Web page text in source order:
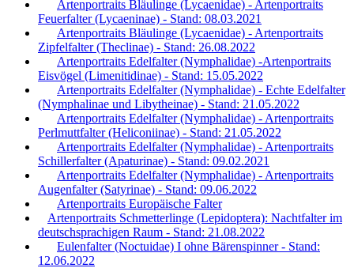
Artenportraits Bläulinge (Lycaenidae) - Artenportraits
Feuerfalter (Lycaeninae) - Stand: 08.03.2021
Artenportraits Bläulinge (Lycaenidae) - Artenportraits
Zipfelfalter (Theclinae) - Stand: 26.08.2022
Artenportraits Edelfalter (Nymphalidae) -Artenportraits
Eisvögel (Limenitidinae) - Stand: 15.05.2022
Artenportraits Edelfalter (Nymphalidae) - Echte Edelfalter
(Nymphalinae und Libytheinae) - Stand: 21.05.2022
Artenportraits Edelfalter (Nymphalidae) - Artenportraits
Perlmuttfalter (Heliconiinae) - Stand: 21.05.2022
Artenportraits Edelfalter (Nymphalidae) - Artenportraits
Schillerfalter (Apaturinae) - Stand: 09.02.2021
Artenportraits Edelfalter (Nymphalidae) - Artenportraits
Augenfalter (Satyrinae) - Stand: 09.06.2022
Artenportraits Europäische Falter
Artenportraits Schmetterlinge (Lepidoptera): Nachtfalter im
deutschsprachigen Raum - Stand: 21.08.2022
Eulenfalter (Noctuidae) I ohne Bärenspinner - Stand:
12.06.2022